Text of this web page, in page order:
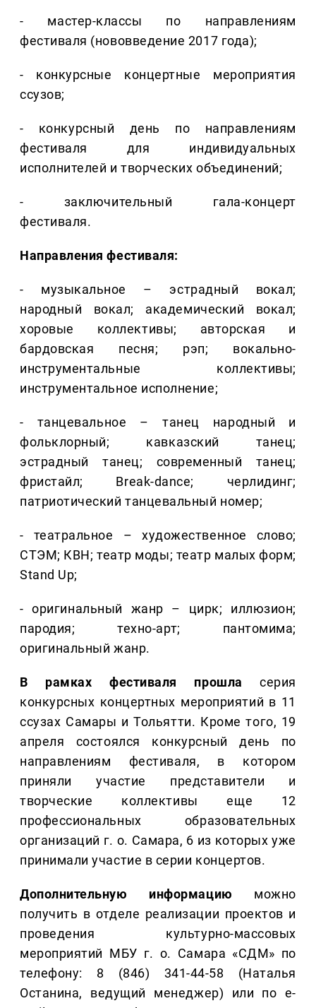
- мастер-классы по направлениям
фестиваля (нововведение 2017 года);
- конкурсные концертные мероприятия
ссузов;
- конкурсный день по направлениям
фестиваля для индивидуальных
исполнителей и творческих объединений;
- заключительный гала-концерт
фестиваля.
Направления фестиваля:
- музыкальное – эстрадный вокал;
народный вокал; академический вокал;
хоровые коллективы; авторская и
бардовская песня; рэп; вокально-
инструментальные коллективы;
инструментальное исполнение;
- танцевальное – танец народный и
фольклорный; кавказский танец;
эстрадный танец; современный танец;
фристайл; Break-dance; черлидинг;
патриотический танцевальный номер;
- театральное – художественное слово;
СТЭМ; КВН; театр моды; театр малых форм;
Stand Up;
- оригинальный жанр – цирк; иллюзион;
пародия; техно-арт; пантомима;
оригинальный жанр.
В рамках фестиваля прошласерия
конкурсных концертных мероприятий в 11
ссузах Самары и Тольятти. Кроме того, 19
апреля состоялся конкурсный день по
направлениям фестиваля, в котором
приняли участие представители и
творческие коллективы еще 12
профессиональных образовательных
организаций г. о. Самара, 6 из которых уже
принимали участие в серии концертов.
Дополнительную информацию можно
получить в отделе реализации проектов и
проведения культурно-массовых
мероприятий МБУ г. о. Самара «СДМ» по
телефону: 8 (846) 341-44-58 (Наталья
Останина, ведущий менеджер) или по e-